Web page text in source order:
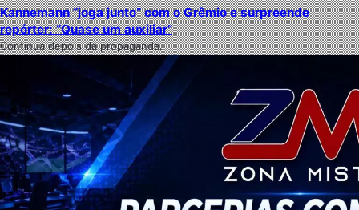
Kannemann “joga junto” com o Grêmio e surpreende
repórter: “Quase um auxiliar”
Continua depois da propaganda.